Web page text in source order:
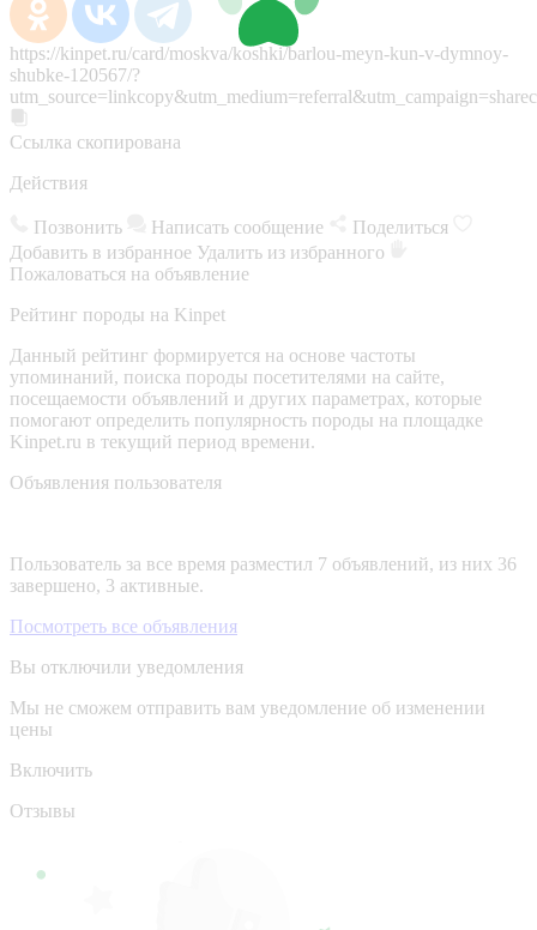
https://kinpet.ru/card/moskva/koshki/barlou-meyn-kun-v-dymnoy-
shubke-120567/?
Ссылка скопирована
Действия
Позвонить Написать сообщение
Поделиться
Добавить в избранное Удалить из избранного
Пожаловаться на объявление
Рейтинг породы на Kinpet
Данный рейтинг формируется на основе частоты
упоминаний, поиска породы посетителями на сайте,
посещаемости объявлений и других параметрах, которые
помогают определить популярность породы на площадке
Kinpet.ru в текущий период времени.
Объявления пользователя
Пользователь за все время разместил 7 объявлений, из них 36
завершено, 3 активные.
Посмотреть все объявления
Вы отключили уведомления
Мы не сможем отправить вам уведомление об изменении
цены
Включить
Отзывы